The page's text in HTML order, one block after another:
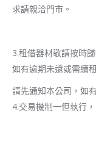
求請親洽門市。
3.租借器材敬請按時
如有逾期未還或需續
請先通知本公司，如
4.交易機制一但執行